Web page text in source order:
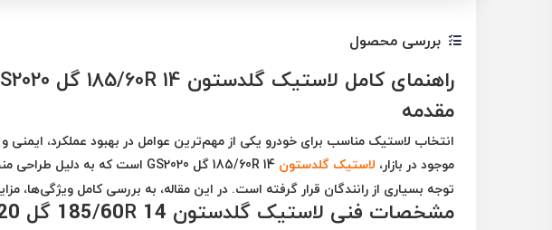
بررسی محصول
راهنمای کامل لاستیک گلدستون 185/60R 14 گل GS2020 – بررسی، ویژگی‌ها و مزایا
مقدمه
انتخاب لاستیک مناسب برای خودرو یکی از مهم‌ترین عوامل در بهبود عملکرد،
موجود در بازار، لاستیک گلدستون
است که به دلیل طراحی
توجه بسیاری از رانندگان قرار گرفته است. در این مقاله، به بررسی کامل ویژگی‌ها،
مشخصات فنی لاستیک گلدستون 185/60R 14 گل GS2020